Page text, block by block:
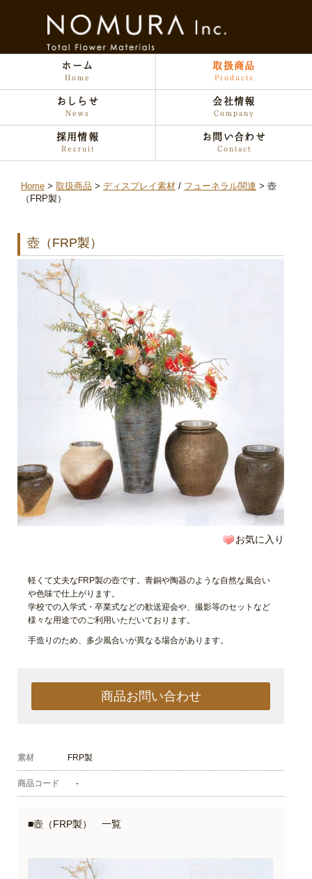
ホーム
Home
取扱商品
Products
おしらせ
News
会社情報
Company
採用情報
Recruit
お問い合わせ
Contact
Home 取扱商品 ディスプレイ素材 / フューネラル関連
壺
（FRP製）
壺（FRP製）
お気に入り
軽くて丈夫なFRP製の壺です。青銅や陶器のような自然な風合い
や色味で仕上がります。
学校での入学式・卒業式などの歓送迎会や、撮影等のセットなど
様々な用途でのご利用いただいております。
手造りのため、多少風合いが異なる場合があります。
商品お問い合わせ
素材 FRP製
商品コード -
■壺（FRP製） 一覧